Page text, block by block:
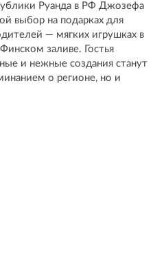
Руанда в РФ Джозефа
выбор на подарках для
— мягких игрушках в
заливе. Гостья
и нежные создания станут
о регионе, но и